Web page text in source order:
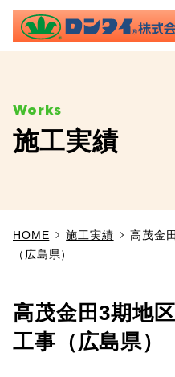
TOP
施工実績
よくあるご質問
施工実績
HOME 施工実績
高茂金
（広島県）
高茂金田3期地
工事（広島県）